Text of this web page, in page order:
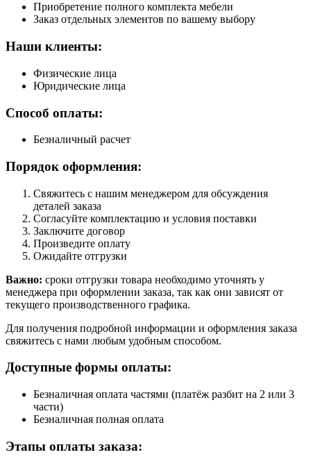
Приобретение полного комплекта мебели
Заказ отдельных элементов по вашему выбору
Наши клиенты:
Физические лица
Юридические лица
Способ оплаты:
Безналичный расчет
Порядок оформления:
Свяжитесь с нашим менеджером для обсуждения
деталей заказа
Согласуйте комплектацию и условия поставки
Заключите договор
Произведите оплату
Ожидайте отгрузки
Важно: сроки отгрузки товара необходимо уточнять у
менеджера при оформлении заказа, так как они зависят от
текущего производственного графика.
Для получения подробной информации и оформления заказа
свяжитесь с нами любым удобным способом.
Доступные формы оплаты:
Безналичная оплата частями (платёж разбит на 2 или 3
части)
Безналичная полная оплата
Этапы оплаты заказа: